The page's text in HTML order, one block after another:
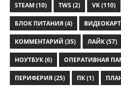
STEAM (10) TWS (2) VK (110)
БЛОК ПИТАНИЯ (4)
КОММЕНТАРИЙ (35) ЛАЙК (57)
НОУТБУК (6) ОПЕРАТИВНАЯ
ПЕРИФЕРИЯ (25) ПК (1)